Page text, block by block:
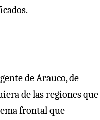
de Arauco, de
de las regiones que
frontal que